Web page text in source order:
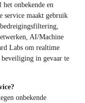
het onbekende en
service maakt gebruik
AI/Machine
Labs om realtime
in gevaar te
onbekende